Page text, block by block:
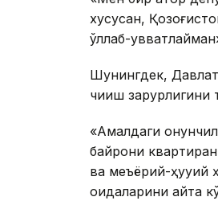
хусусан,
қўллаб-
Шунингдек,
чиқиш зарурлигини
«Амалдаги
байроқни
ва меъёрий-
қоидаларини қайта